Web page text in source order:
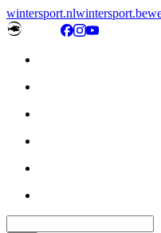
wintersport.nlwintersport.be